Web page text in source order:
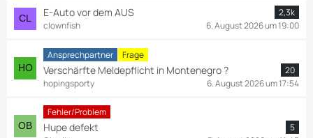
E-Auto vor dem AUS
2,3k
clownfish
6. August 2026 um 19:00
Ansprechpartner Frage
Verschärfte Meldepflicht in Montenegro ?
20
hopingsporty
6. August 2026 um 17:54
Fehler/Problem
Hupe defekt
5